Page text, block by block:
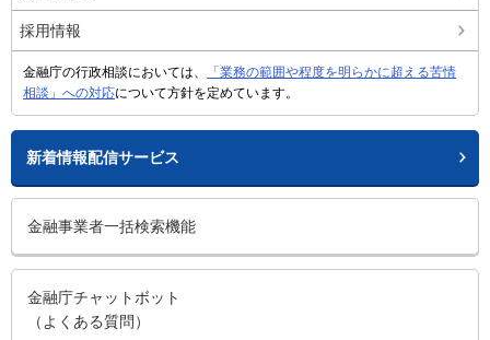
採用情報
金融庁の行政相談においては、
「業務の範囲や程度を明らかに超える苦情
相談」への対応について方針を定めています。
新着情報配信サービス
金融事業者一括検索機能
金融庁チャットボット
（よくある質問）